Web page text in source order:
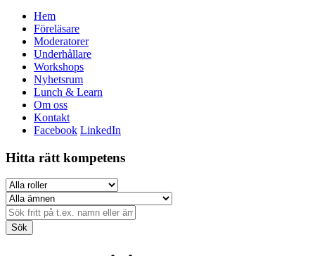
Hem
Föreläsare
Moderatorer
Underhållare
Workshops
Nyhetsrum
Lunch & Learn
Om oss
Kontakt
Facebook LinkedIn
Hitta rätt kompetens
Sök